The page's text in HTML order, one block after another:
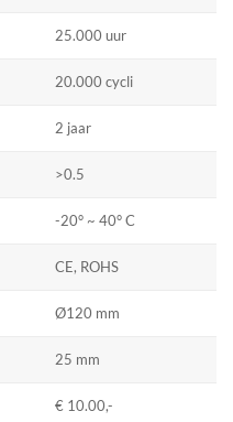
25.000 uur
20.000 cycli
2 jaar
>0.5
-20° ~ 40° C
CE, ROHS
Ø120 mm
25 mm
€ 10.00,-